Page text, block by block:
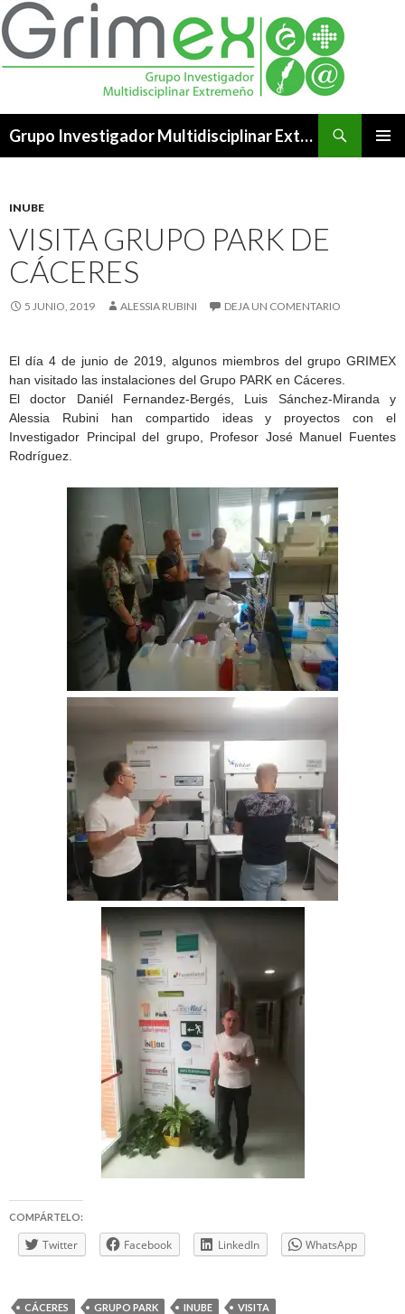
Grupo Investigador Multidisciplinar Extremeño
INUBE
VISITA GRUPO PARK DE
CÁCERES
5 JUNIO, 2019 ALESSIA RUBINI DEJA UN COMENTARIO
El día 4 de junio de 2019, algunos miembros del grupo GRIMEX
han visitado las instalaciones del Grupo PARK en Cáceres.
El doctor Daniél Fernandez-Bergés, Luis Sánchez-Miranda y
Alessia Rubini han compartido ideas y proyectos con el
Investigador Principal del grupo, Profesor José Manuel Fuentes
Rodríguez.
COMPÁRTELO:
Twitter Facebook LinkedIn WhatsApp
CÁCERES GRUPO PARK INUBE VISITA